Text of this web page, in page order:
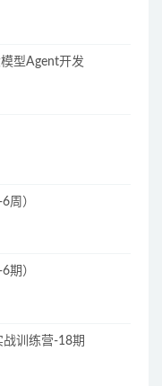
型Agent开发
周）
期）
训练营-18期